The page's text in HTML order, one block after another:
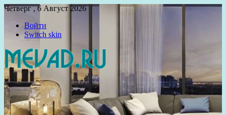
Четверг , 6 Август 2026
Войти
Switch skin